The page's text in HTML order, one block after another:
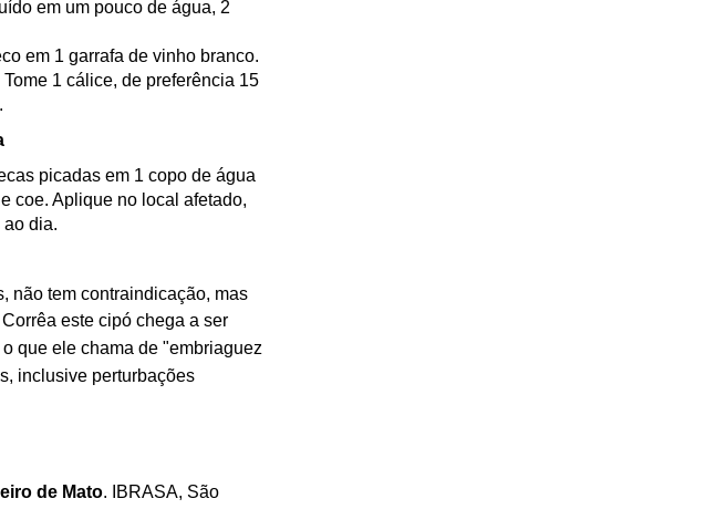
em um pouco de água, 2
em 1 garrafa de vinho branco.
1 cálice, de preferência 15
picadas em 1 copo de água
coe. Aplique no local afetado,
dia.
não tem contraindicação, mas
este cipó chega a ser
que ele chama de "embriaguez
inclusive perturbações
de Mato. IBRASA, São